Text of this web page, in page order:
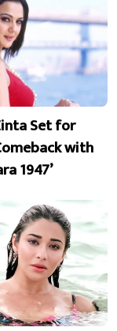
Set for
with
1947’